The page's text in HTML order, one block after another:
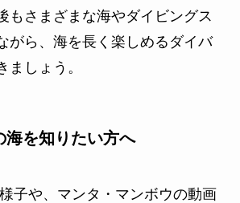
もさまざまな海やダイビングス
がら、海を長く楽しめるダイバ
ましょう。
海を知りたい方へ
子や、マンタ・マンボウの動画